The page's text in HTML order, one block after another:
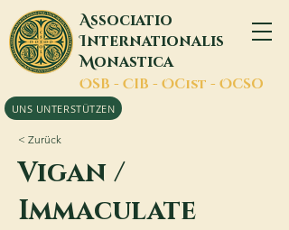
Associatio
Internationalis
Monastica
OSB - CIB - OCist - OCSO
UNS UNTERSTÜTZEN
< Zurück
Vigan /
Immaculate